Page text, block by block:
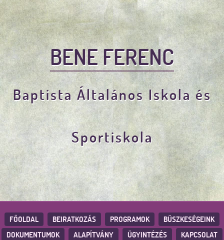
BENE FERENC
Baptista Általános Iskola és
Sportiskola
FŐOLDAL BEIRATKOZÁS PROGRAMOK
BÜSZKESÉGEINK
DOKUMENTUMOK
ALAPÍTVÁNY ÜGYINTÉZÉS
KAPCSOLAT